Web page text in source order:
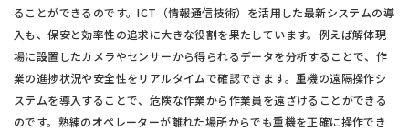
ることができるのです。ICT（情報通信技術）を活用した最新システムの導
入も、保安と効率性の追求に大きな役割を果たしています。例えば解体現
場に設置したカメラやセンサーから得られるデータを分析することで、作
業の進捗状況や安全性をリアルタイムで確認できます。重機の遠隔操作シ
ステムを導入することで、危険な作業から作業員を遠ざけることができる
のです。熟練のオペレーターが離れた場所からでも重機を正確に操作でき